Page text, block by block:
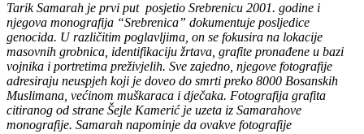
Tarik Samarah je prvi put posjetio Srebrenicu 2001. godine i
njegova monografija “Srebrenica” dokumentuje posljedice
genocida. U različitim poglavljima, on se fokusira na lokacije
masovnih grobnica, identifikaciju žrtava, grafite pronađene u bazi
vojnika i portretima preživjelih. Sve zajedno, njegove fotografije
adresiraju neuspjeh koji je doveo do smrti preko 8000 Bosanskih
Muslimana, većinom muškaraca i dječaka. Fotografija grafita
citiranog od strane Šejle Kamerić je uzeta iz Samarahove
monografije. Samarah napominje da ovakve fotografije